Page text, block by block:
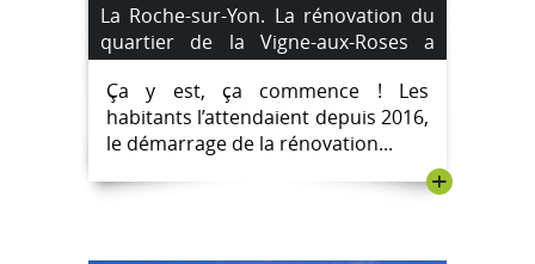
La Roche-sur-Yon. La rénovation du
quartier de la Vigne-aux-Roses a
débuté.
Ça y est, ça commence ! Les
habitants l’attendaient depuis 2016,
le démarrage de la rénovation...
+